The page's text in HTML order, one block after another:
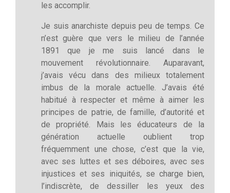
les accomplir.
Je suis anarchiste depuis peu de temps. Ce
n’est guère que vers le milieu de l’année
1891 que je me suis lancé dans le
mouvement révolutionnaire. Auparavant,
j’avais vécu dans des milieux totalement
imbus de la morale actuelle. J’avais été
habitué à respecter et même à aimer les
principes de patrie, de famille, d’autorité et
de propriété. Mais les éducateurs de la
génération actuelle oublient trop
fréquemment une chose, c’est que la vie,
avec ses luttes et ses déboires, avec ses
injustices et ses iniquités, se charge bien,
l’indiscrète, de dessiller les yeux des